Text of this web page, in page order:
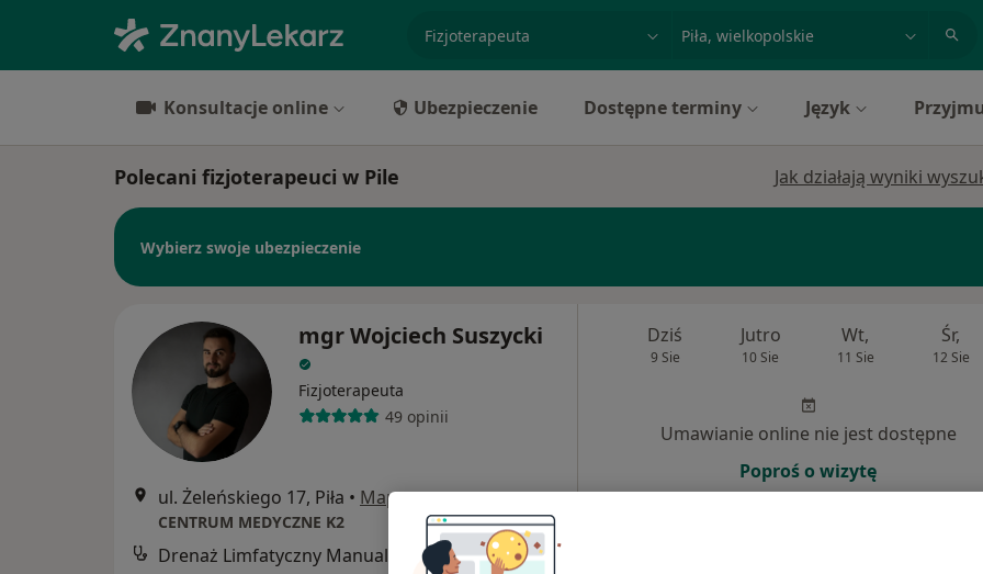
Konsultacje online Ubezpieczenie Dostępne terminy Język
Polecani fizjoterapeuci w Pile Jak działają wyniki
Wybierz swoje ubezpieczenie
mgr Wojciech Suszycki
Fizjoterapeuta
49 opinii
ul. Żeleńskiego 17, Piła • Mapa
CENTRUM MEDYCZNE K2
Drenaż Limfatyczny Manualny 200 zł
Dziś
9 Sie
Jutro
10 Sie
Wt,
11 Sie
Śr,
12 Sie
Umawianie online nie jest dostępne
Poproś o wizytę